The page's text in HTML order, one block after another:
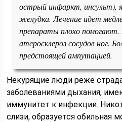
острый инфаркт, инсульт),
желудка. Лечение идет
препараты плохо помогают.
атеросклероз сосудов ног.
предстоящей ампутацией.
Некурящие люди реже
заболеваниями дыхания,
иммунитет к инфекции.
слизи, образуется обильная